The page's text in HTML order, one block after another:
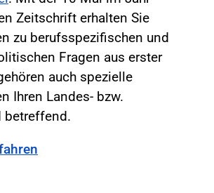
Zeitschrift erhalten Sie
zu berufsspezifischen und
Fragen aus erster
auch spezielle
Ihren Landes- bzw.
betreffend.